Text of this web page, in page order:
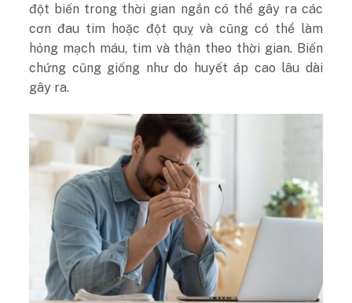
đột biến trong thời gian ngắn có thể gây ra các
cơn đau tim hoặc đột quỵ và cũng có thể làm
hỏng mạch máu, tim và thận theo thời gian. Biến
chứng cũng giống như do huyết áp cao lâu dài
gây ra.